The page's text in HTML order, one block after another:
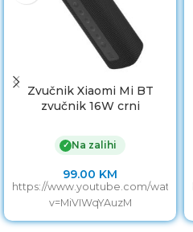
Zvučnik Xiaomi Mi BT
zvučnik 16W crni
✓ Na zalihi
99.00 KM
https://www.youtube.com/watch?
v=MiVIWqYAuzM